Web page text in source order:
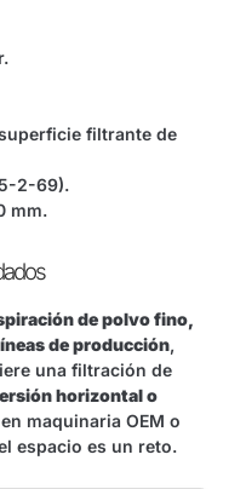
filtrante de
2-69).
mm.
de polvo fino,
de producción,
una filtración de
horizontal o
maquinaria OEM o
espacio es un reto.